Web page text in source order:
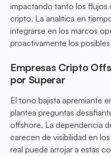
impactando tanto los
cripto. La analítica en
integrarse en los marcos
proactivamente los
Empresas Cripto
por Superar
El tono bajista apremiante
plantea preguntas
offshore. La dependencia
carecen de visibilidad en
real puede arrojar a estas